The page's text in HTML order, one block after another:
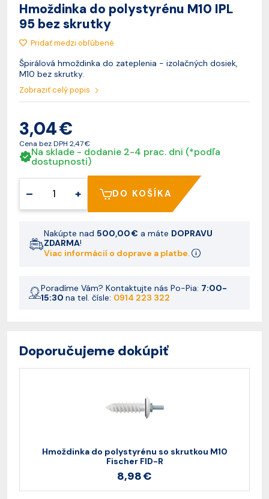
Hmoždinka do polystyrénu M10 IPL
95 bez skrutky
Pridať medzi obľúbené
Špirálová hmoždinka do zateplenia - izolačných dosiek,
M10 bez skrutky.
Zobraziť celý popis
3,04 €
Cena bez DPH 2,47 €
Na sklade - dodanie 2-4 prac. dni (*podľa
dostupnosti)
– + DO KOŠÍKA
Nakúpte nad 500,00 € a máte DOPRAVU
ZDARMA!
Viac informácií o doprave a platbe.
Poradíme Vám? Kontaktujte nás Po-Pia: 7:00-
15:30 na tel. čísle: 0914 223 322
Doporučujeme dokúpiť
Hmoždinka do polystyrénu so skrutkou M10
Fischer FID-R
8,98 €